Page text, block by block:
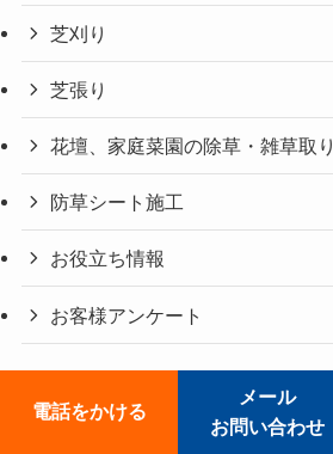
芝刈り
芝張り
花壇、家庭菜園の除草・雑草取り
防草シート施工
お役立ち情報
お客様アンケート
電話をかける
メール
お問い合わせ